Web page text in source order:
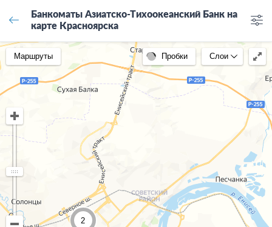
Банкоматы Азиатско-Тихоокеанский Банк на
карте Красноярска
Маршруты Пробки Слои
2